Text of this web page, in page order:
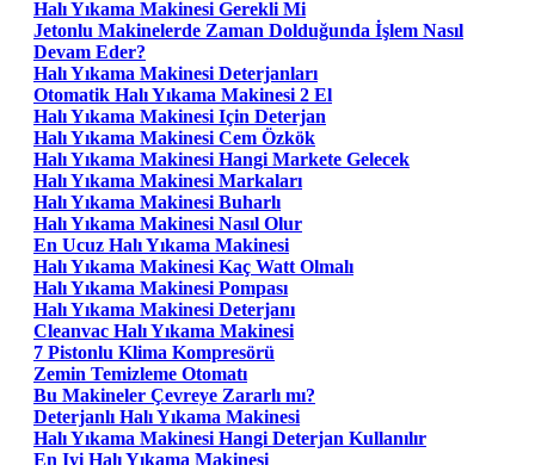
Halı Yıkama Makinesi Gerekli Mi
Jetonlu Makinelerde Zaman Dolduğunda İşlem Nasıl
Devam Eder?
Halı Yıkama Makinesi Deterjanları
Otomatik Halı Yıkama Makinesi 2 El
Halı Yıkama Makinesi Için Deterjan
Halı Yıkama Makinesi Cem Özkök
Halı Yıkama Makinesi Hangi Markete Gelecek
Halı Yıkama Makinesi Markaları
Halı Yıkama Makinesi Buharlı
Halı Yıkama Makinesi Nasıl Olur
En Ucuz Halı Yıkama Makinesi
Halı Yıkama Makinesi Kaç Watt Olmalı
Halı Yıkama Makinesi Pompası
Halı Yıkama Makinesi Deterjanı
Cleanvac Halı Yıkama Makinesi
7 Pistonlu Klima Kompresörü
Zemin Temizleme Otomatı
Bu Makineler Çevreye Zararlı mı?
Deterjanlı Halı Yıkama Makinesi
Halı Yıkama Makinesi Hangi Deterjan Kullanılır
En Iyi Halı Yıkama Makinesi